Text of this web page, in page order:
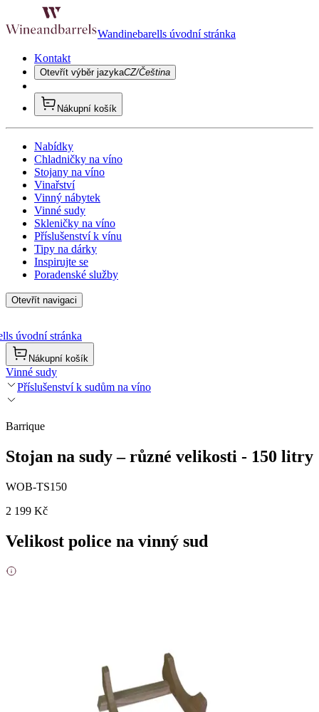
Wandinebarells úvodní stránka
Kontakt
Otevřít výběr jazykaCZ/Čeština
Nákupní košík
Nabídky
Chladničky na víno
Stojany na víno
Vinařství
Vinný nábytek
Vinné sudy
Skleničky na víno
Příslušenství k vínu
Tipy na dárky
Inspirujte se
Poradenské služby
Otevřít navigaci
úvodní stránka
Nákupní košík
Vinné sudy
Příslušenství k sudům na víno
Barrique
Stojan na sudy – různé velikosti - 150 litry
WOB-TS150
2 199 Kč
Velikost police na vinný sud